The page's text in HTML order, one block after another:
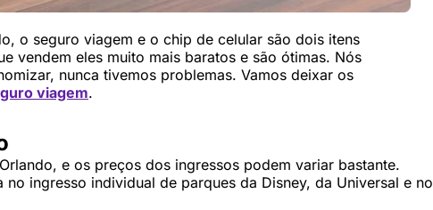
o seguro viagem e o chip de celular são dois itens
vendem eles muito mais baratos e são ótimas. Nós
nunca tivemos problemas. Vamos deixar os
viagem.
e os preços dos ingressos podem variar bastante.
ingresso individual de parques da Disney, da Universal e no